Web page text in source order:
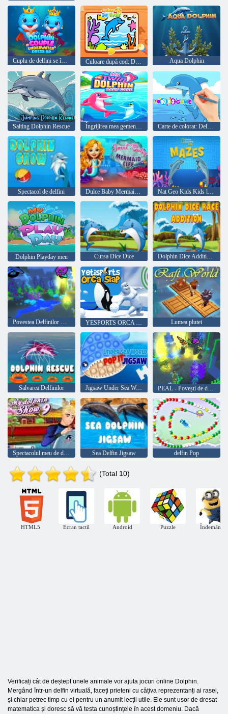
Cuplu de delfini se îmbracă subacvatic Culoare după cod: Dolphin Aqua Dolphin
Salting Dolphin Rescue Îngrijirea mea gemene de delfin pentru bebeluși Carte de colorat: Delfin drăguț
Spectacol de delfini Dulce Baby Mermaid Life
Dolphin Playday meu Cursa Dice Dice Dolphin Dice Addition Race
Povestea Delfinilor Peal Blocky YESPORTS ORCA SLAP Lumea plutei
Salvarea Delfinilor Jigsaw Under Sea World Pop It PEAL - Povești de delfini blocate
Spectacolul meu de delfini 9 Sea Delfin Jigsaw delfin Pop
(Total 10)
HTML5 Ecran tactil Android Puzzle Îndemânare
Verificați cât de deștept unele animale vor ajuta jocuri online Dolphin.
Mergând într-un delfin virtuală, faceți prieteni cu câțiva reprezentanți ai rasei,
și chiar petrec timp cu ei pentru un anumit lecții utile. Ele sunt usor de dresat
matematica și doresc să vă testa cunoștințele în acest domeniu. Dacă